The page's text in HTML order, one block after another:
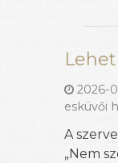
2026-
esküvői
A
„Nem